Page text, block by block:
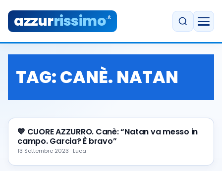
azzurrissimo.it
TAG:CANÈ. NATAN
💙 CUORE AZZURRO. Canè: “Natan va messo in
campo. Garcia? È bravo”
13 Settembre 2023 · Luca